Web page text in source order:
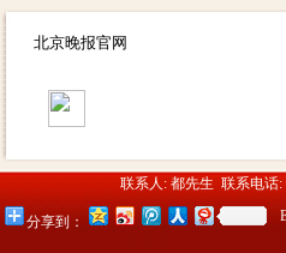
北京晚报官网
联系人: 都先生 联系电话:
分享到：